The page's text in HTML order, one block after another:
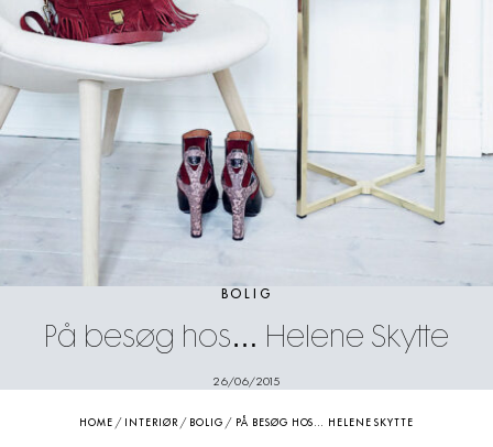
BOLIG
På besøg hos… Helene Skytte
26/06/2015
HOME / INTERIØR/ BOLIG / PÅ BESØG HOS… HELENE SKYTTE